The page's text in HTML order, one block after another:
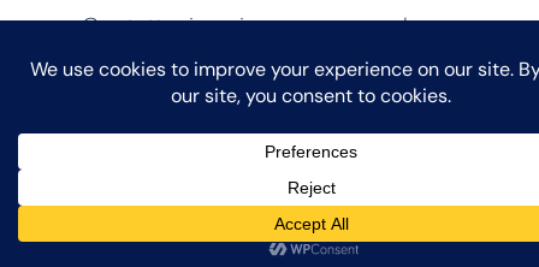
Contattaci oggi per una consulenza
Contatto